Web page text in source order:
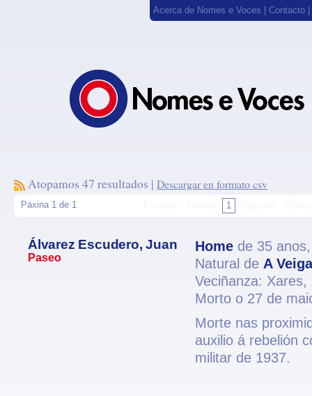
Acerca de Nomes e Voces Contacto
Atopamos 47 resultados | Descargar en formato csv
Páxina 1 de 1 1
Álvarez Escudero, Juan
Paseo
Home de 35
Natural de A Veiga
Veciñanza: Xares,
Morto o 27 de
Morte nas
auxilio á rebelión
militar de 1937.